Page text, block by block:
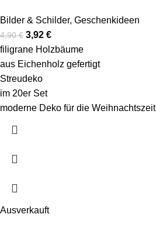
Bilder & Schilder, Geschenkideen
4,90€ 3,92 €
filigrane Holzbäume
aus Eichenholz gefertigt
Streudeko
im 20er Set
moderne Deko für die Weihnachtszeit
Ausverkauft